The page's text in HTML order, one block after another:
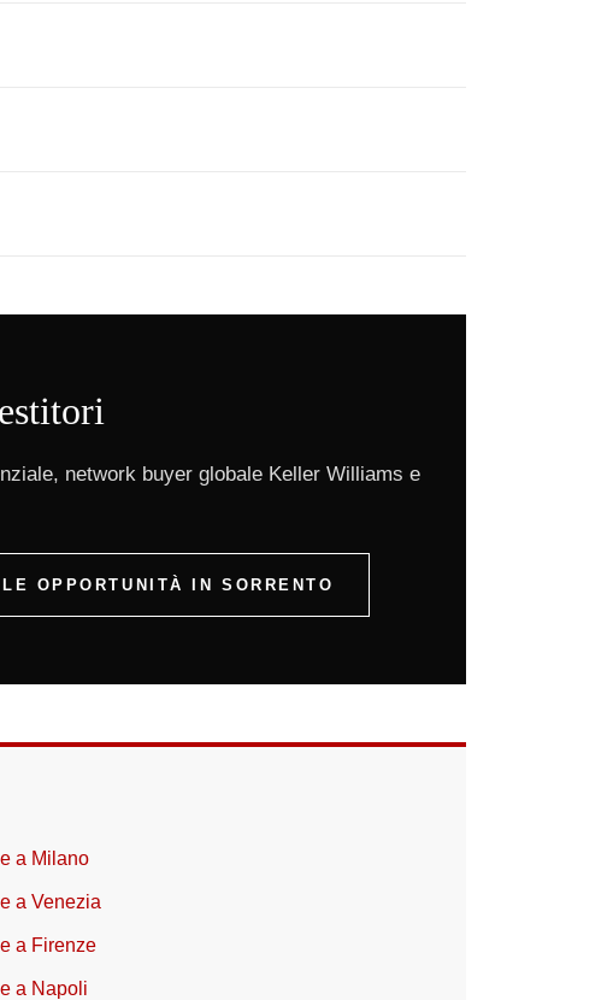
network buyer globale Keller Williams e
OPPORTUNITÀ IN SORRENTO
a Milano
a Venezia
a Firenze
a Napoli